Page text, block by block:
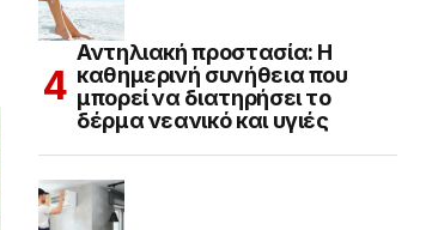
Αντηλιακή προστασία: Η
καθημερινή συνήθεια που
μπορεί να διατηρήσει το
δέρμα νεανικό και υγιές